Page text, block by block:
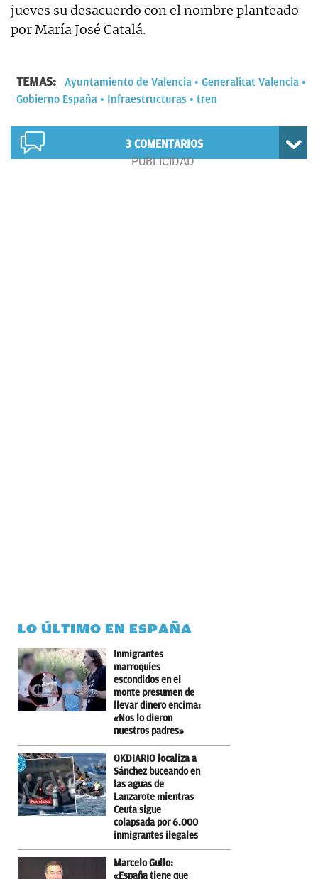
jueves su desacuerdo con el nombre planteado
por María José Catalá.
TEMAS: Ayuntamiento de Valencia
Generalitat Valencia
Gobierno España
Infraestructuras tren
3 COMENTARIOS
LO ÚLTIMO EN ESPAÑA
Inmigrantes
marroquíes
escondidos en el
monte presumen de
llevar dinero encima:
«Nos lo dieron
nuestros padres»
OKDIARIO localiza a
Sánchez buceando en
las aguas de
Lanzarote mientras
Ceuta sigue
colapsada por 6.000
inmigrantes ilegales
Marcelo Gullo:
«España tiene que